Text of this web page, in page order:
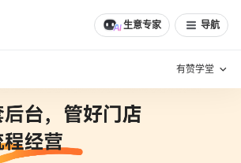
生意专家 导航
有赞学堂
增长方法